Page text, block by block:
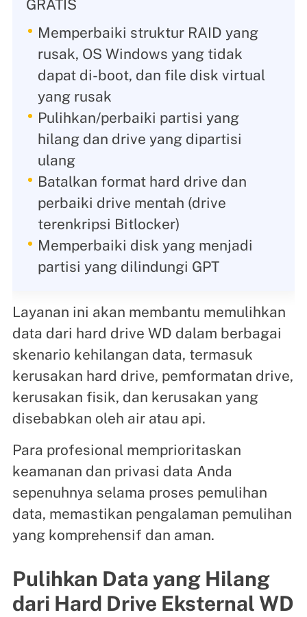
GRATIS
Memperbaiki struktur RAID yang
rusak, OS Windows yang tidak
dapat di-boot, dan file disk virtual
yang rusak
Pulihkan/perbaiki partisi yang
hilang dan drive yang dipartisi
ulang
Batalkan format hard drive dan
perbaiki drive mentah (drive
terenkripsi Bitlocker)
Memperbaiki disk yang menjadi
partisi yang dilindungi GPT
Layanan ini akan membantu memulihkan
data dari hard drive WD dalam berbagai
skenario kehilangan data, termasuk
kerusakan hard drive, pemformatan drive,
kerusakan fisik, dan kerusakan yang
disebabkan oleh air atau api.
Para profesional memprioritaskan
keamanan dan privasi data Anda
sepenuhnya selama proses pemulihan
data, memastikan pengalaman pemulihan
yang komprehensif dan aman.
Pulihkan Data yang Hilang
dari Hard Drive Eksternal WD